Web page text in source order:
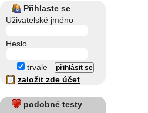
Přihlaste se
Uživatelské jméno
Heslo
trvale
založit zde účet
podobné testy